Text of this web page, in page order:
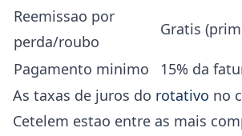
Reemissao por
perda/roubo
Gratis
Pagamento minimo
15% da
As taxas de juros do rotativo no
Cetelem estao entre as mais